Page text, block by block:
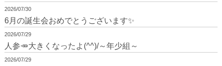
2026/07/30
6月の誕生会おめでとうございます✨
2026/07/29
人参🥕大きくなったよ(^^)/～年少組～
2026/07/29